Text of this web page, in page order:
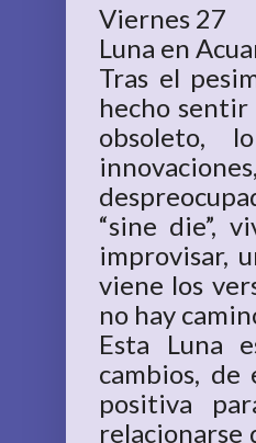
Viernes 27
Luna en
Tras el
hecho sentir
obsoleto,
“sine die”,
improvisar,
viene los
no hay
Esta Luna
cambios,
positiva
relacionarse